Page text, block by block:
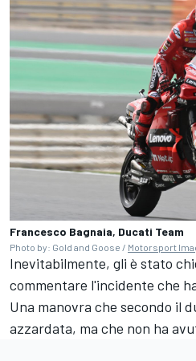
Francesco Bagnaia, Ducati Team
Photo by: Gold and Goose / Motorsport
Inevitabilmente, gli è stato
commentare l'incidente che
Una manovra che secondo il
azzardata, ma che non ha